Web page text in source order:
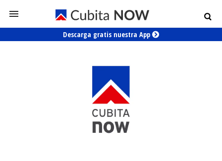
Descarga gratis nuestra App